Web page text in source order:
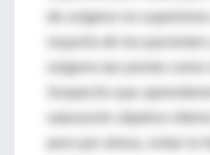
de oxígeno no
mayoría de los
oxígeno tan pronto como
Sospecho que
saturación objetivo